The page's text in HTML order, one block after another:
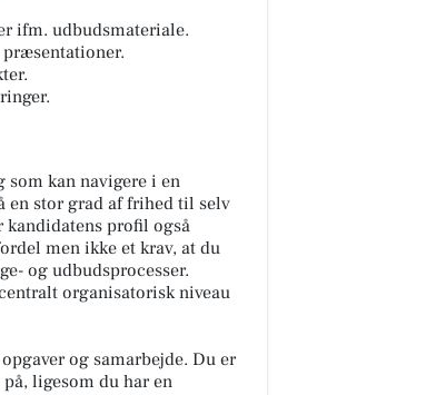
ifm. udbudsmateriale.
som kan navigere i en
en stor grad af frihed til selv
profil også
men ikke et krav, at du
og udbudsprocesser.
organisatorisk niveau
og samarbejde. Du er
ligesom du har en